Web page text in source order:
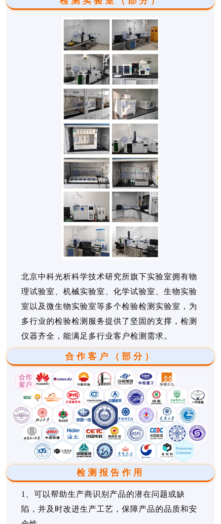
北京中科光析科学技术研究所旗下实验室拥有物
理试验室、机械实验室、化学试验室、生物实验
室以及微生物实验室等多个检验检测实验室，为
多行业的检验检测服务提供了坚固的支撑，检测
仪器齐全，能满足多行业客户检测需求。
合作客户（部分）
检测报告作用
1、可以帮助生产商识别产品的潜在问题或缺
陷，并及时改进生产工艺，保障产品的品质和安